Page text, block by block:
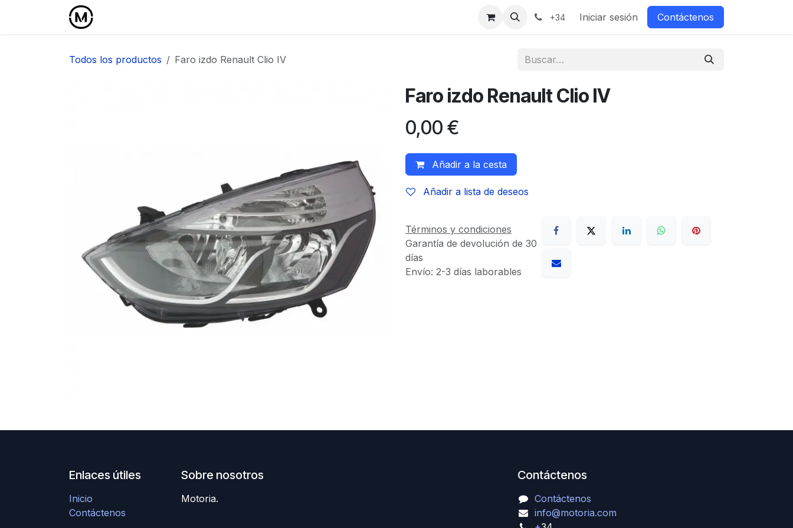
+34 Iniciar sesión Contáctenos
Todos los productos Faro izdo Renault Clio IV
Faro izdo Renault Clio IV
0,00 €
Añadir a la cesta
Añadir a lista de deseos
Términos y condiciones
Garantía de devolución de 30
días
Envío: 2-3 días laborables
Enlaces útiles
Inicio
Contáctenos
Sobre nosotros
Motoria.
Contáctenos
Contáctenos
info@motoria.com